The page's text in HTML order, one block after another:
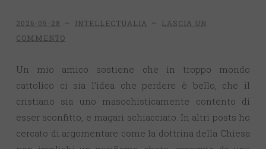
2026-05-28 ~ INTELLECTUALIA ~
LASCIA UN
COMMENTO
Un mio amico sostiene che in troppo mondo
cattolico ci sia l’idea che perdere è bello, che il
cristiano sia uno masochisticamente contento di
esser sconfitto, e magari schiacciato. In altri posts ho
cercato di argomentare come la dottrina della Chiesa